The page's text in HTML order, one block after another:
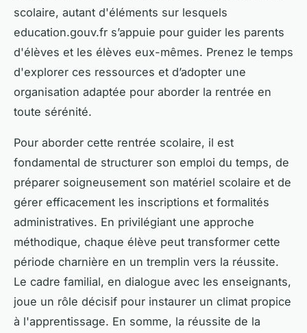
scolaire, autant d'éléments sur lesquels
education.gouv.fr s’appuie pour guider les parents
d'élèves et les élèves eux-mêmes. Prenez le temps
d'explorer ces ressources et d’adopter une
organisation adaptée pour aborder la rentrée en
toute sérénité.
Pour aborder cette rentrée scolaire, il est
fondamental de structurer son emploi du temps, de
préparer soigneusement son matériel scolaire et de
gérer efficacement les inscriptions et formalités
administratives. En privilégiant une approche
méthodique, chaque élève peut transformer cette
période charnière en un tremplin vers la réussite.
Le cadre familial, en dialogue avec les enseignants,
joue un rôle décisif pour instaurer un climat propice
à l'apprentissage. En somme, la réussite de la